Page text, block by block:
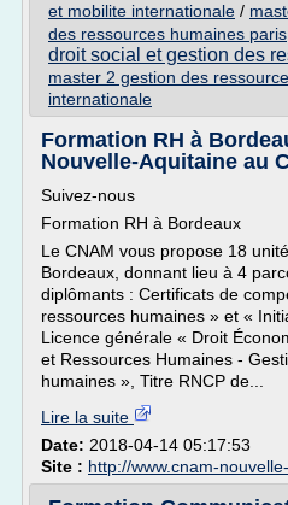
et mobilite internationale /
des ressources humaines paris
droit social et gestion des
master 2 gestion des
internationale
Formation RH à
Nouvelle-Aquitaine au
Suivez-nous
Formation RH à Bordeaux
Le CNAM vous propose 18
Bordeaux, donnant lieu à 4
diplômants : Certificats de
ressources humaines » et «
Licence générale « Droit
et Ressources Humaines -
humaines », Titre RNCP de...
Lire la suite
Date: 2018-04-14 05:17:53
Site : http://www.cnam-